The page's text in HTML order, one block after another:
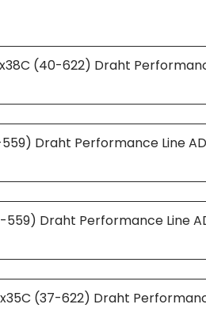
(40-622) Draht
559) Draht Performance Line
559) Draht Performance Line
(37-622) Draht